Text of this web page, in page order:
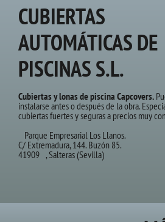
CUBIERTAS
AUTOMÁTICAS DE
PISCINAS S.L.
Cubiertas y lonas de piscina Capcovers.
instalarse antes o después de la obra.
cubiertas fuertes y seguras a precios muy
Parque Empresarial Los Llanos.
C/ Extremadura, 144. Buzón 85.
41909 , Salteras (Sevilla)